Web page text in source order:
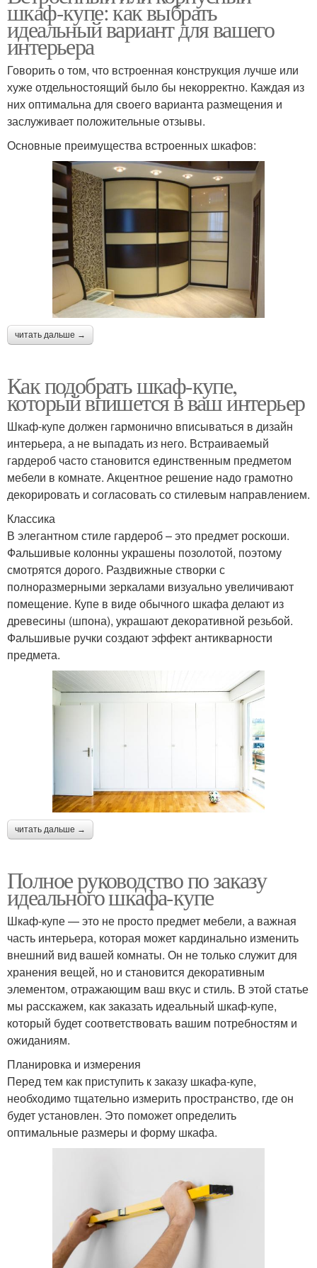
шкаф-купе: как выбрать
идеальный вариант для вашего
интерьера
Говорить о том, что встроенная конструкция лучше или
хуже отдельностоящий было бы некорректно. Каждая из
них оптимальна для своего варианта размещения и
заслуживает положительные отзывы.
Основные преимущества встроенных шкафов:
читать дальше →
Как подобрать шкаф-купе,
который впишется в ваш интерьер
Шкаф-купе должен гармонично вписываться в дизайн
интерьера, а не выпадать из него. Встраиваемый
гардероб часто становится единственным предметом
мебели в комнате. Акцентное решение надо грамотно
декорировать и согласовать со стилевым направлением.
Классика
В элегантном стиле гардероб – это предмет роскоши.
Фальшивые колонны украшены позолотой, поэтому
смотрятся дорого. Раздвижные створки с
полноразмерными зеркалами визуально увеличивают
помещение. Купе в виде обычного шкафа делают из
древесины (шпона), украшают декоративной резьбой.
Фальшивые ручки создают эффект антикварности
предмета.
читать дальше →
Полное руководство по заказу
идеального шкафа-купе
Шкаф-купе — это не просто предмет мебели, а важная
часть интерьера, которая может кардинально изменить
внешний вид вашей комнаты. Он не только служит для
хранения вещей, но и становится декоративным
элементом, отражающим ваш вкус и стиль. В этой статье
мы расскажем, как заказать идеальный шкаф-купе,
который будет соответствовать вашим потребностям и
ожиданиям.
Планировка и измерения
Перед тем как приступить к заказу шкафа-купе,
необходимо тщательно измерить пространство, где он
будет установлен. Это поможет определить
оптимальные размеры и форму шкафа.